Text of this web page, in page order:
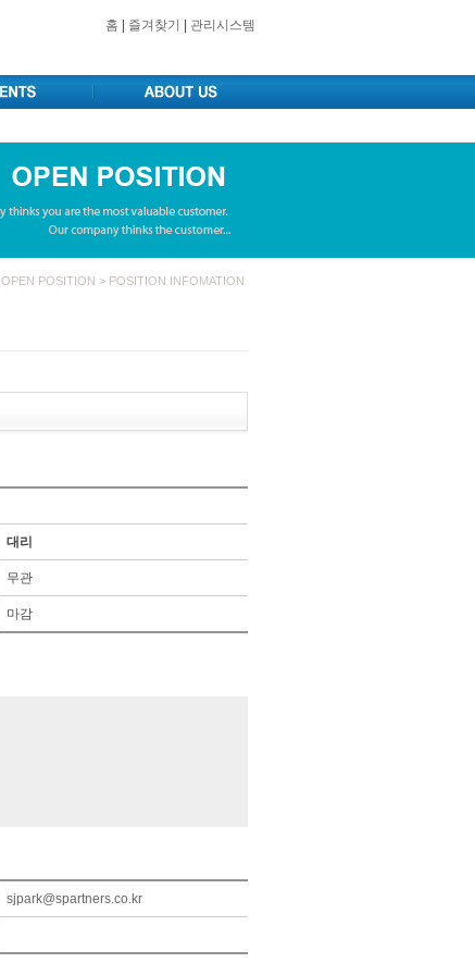
홈 즐겨찾기 관리시스템
OPEN POSITION > POSITION INFOMATION
대리
무관
마감
sjpark@spartners.co.kr